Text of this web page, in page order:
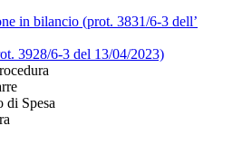
in bilancio (prot. 3831/6-3 dell’
3928/6-3 del 13/04/2023)
di Spesa